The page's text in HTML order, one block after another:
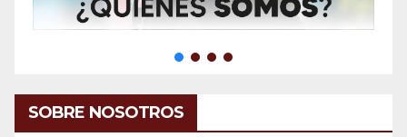
SOBRE NOSOTROS